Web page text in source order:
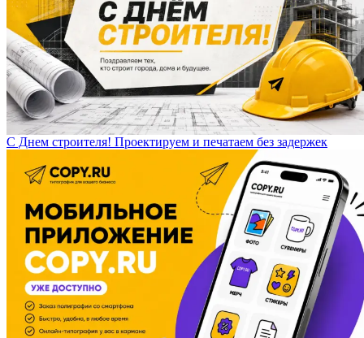
С Днем строителя! Проектируем и печатаем без задержек